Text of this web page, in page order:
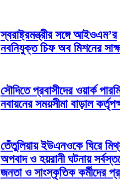
স্বরাষ্ট্রমন্ত্রীর সঙ্গে আইওএম’র
নবনিযুক্ত চিফ অব মিশনের
সৌদিতে প্রবাসীদের ওয়ার্ক
নবায়নের সময়সীমা বাড়াল
তেঁতুলিয়ায় ইউএনওকে ঘিরে
অপবাদ ও হয়রানী ঘটনায়
জনতা ও সাংস্কৃতিক কর্মীদের